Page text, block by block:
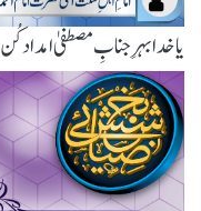
یا خدا بہرِ جنابِ مصطفیٰ امداد کُن